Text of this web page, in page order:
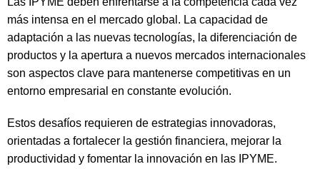
más intensa en el mercado global. La capacidad de
adaptación a las nuevas tecnologías, la diferenciación de
productos y la apertura a nuevos mercados internacionales
son aspectos clave para mantenerse competitivas en un
entorno empresarial en constante evolución.
Estos desafíos requieren de estrategias innovadoras,
orientadas a fortalecer la gestión financiera, mejorar la
productividad y fomentar la innovación en las IPYME.